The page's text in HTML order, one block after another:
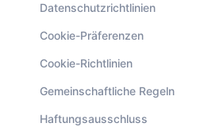
Datenschutzrichtlinien
Cookie-Präferenzen
Cookie-Richtlinien
Gemeinschaftliche Regeln
Haftungsausschluss